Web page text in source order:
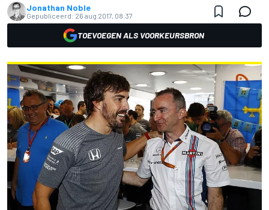
Jonathan Noble
Gepubliceerd: 26 aug 2017, 08:37
TOEVOEGEN ALS VOORKEURSBRON